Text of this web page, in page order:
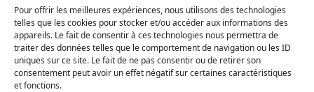
Pour offrir les meilleures expériences, nous utilisons des technologies
telles que les cookies pour stocker et/ou accéder aux informations des
appareils. Le fait de consentir à ces technologies nous permettra de
traiter des données telles que le comportement de navigation ou les ID
uniques sur ce site. Le fait de ne pas consentir ou de retirer son
consentement peut avoir un effet négatif sur certaines caractéristiques
et fonctions.